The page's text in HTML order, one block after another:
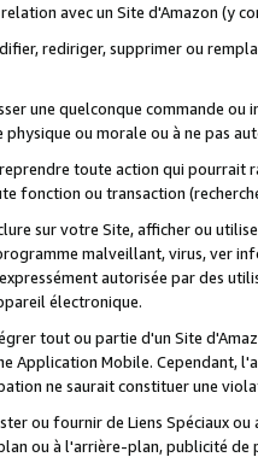
avec un Site d'Amazon (y
rediriger, supprimer ou
une quelconque commande
ou morale ou à ne pas
toute action qui
fonction ou transaction
sur votre Site, afficher ou
malveillant, virus, ver
autorisée par des
électronique.
tout ou partie d'un Site
Application Mobile. Cependant,
ne saurait constituer une
ou fournir de Liens Spéciaux
ou à l'arrière-plan, publicité